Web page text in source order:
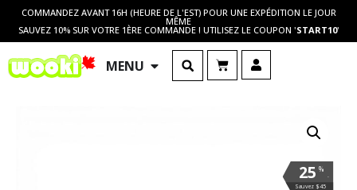
COMMANDEZ AVANT 16H (HEURE DE L'EST) POUR UNE EXPÉDITION LE JOUR
MÊME
SAUVEZ 10% SUR VOTRE 1ÈRE COMMANDE ! UTILISEZ LE COUPON 'START10'
MENU
%
.
25
Sauvez $45